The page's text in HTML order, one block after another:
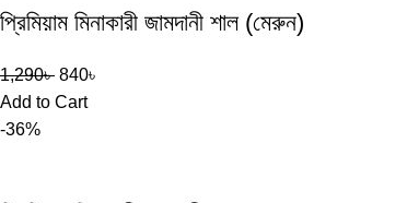
প্রিমিয়াম মিনাকারী জামদানী শাল (মেরুন)
1,290৳ 840৳
Add to Cart
-36%